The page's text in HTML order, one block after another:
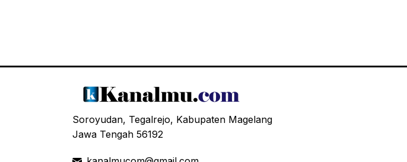
Soroyudan, Tegalrejo, Kabupaten Magelang
Jawa Tengah 56192